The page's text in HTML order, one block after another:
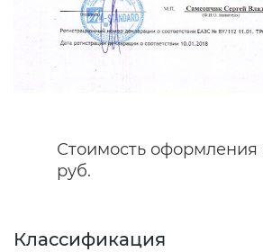
Стоимость оформления
руб.
Классификация
Сертификация спортивных
товаров
Сертификация ресурсов
Остальное